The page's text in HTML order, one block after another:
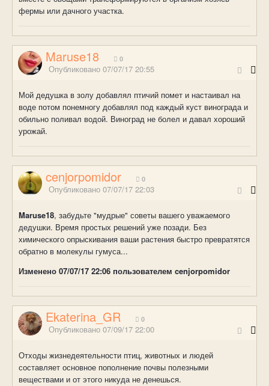
фермы или дачного участка.
Maruse18 0
Опубликовано 07/07/17 20:55
Мой дедушка в золу добавлял птичий помет и настаивал на
воде потом понемногу добавлял под каждый куст винограда и
обильно поливал водой. Виноград не болел и давал хороший
урожай.
cenjorpomidor 0
Опубликовано 07/07/17 22:03
Maruse18, забудьте "мудрые" советы вашего уважаемого
дедушки. Время простых решений уже позади. Без
химического опрыскивания ваши растения быстро превратятся
обратно в молекулы гумуса...
Изменено 07/07/17 22:06 пользователем cenjorpomidor
Ekaterina_GR 0
Опубликовано 07/09/17 22:00
Отходы жизнедеятельности птиц, животных и людей
составляет основное пополнение почвы полезными
веществами и от этого никуда не денешься.